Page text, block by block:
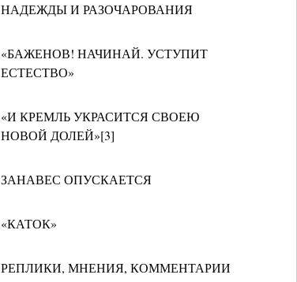
НАДЕЖДЫ И РАЗОЧАРОВАНИЯ
«БАЖЕНОВ! НАЧИНАЙ. УСТУПИТ
ЕСТЕСТВО»
«И КРЕМЛЬ УКРАСИТСЯ СВОЕЮ
НОВОЙ ДОЛЕЙ»[3]
ЗАНАВЕС ОПУСКАЕТСЯ
«КАТОК»
РЕПЛИКИ, МНЕНИЯ, КОММЕНТАРИИ